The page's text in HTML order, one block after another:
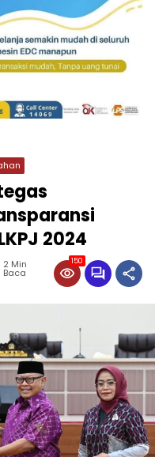
2024
2 Min
Baca
150